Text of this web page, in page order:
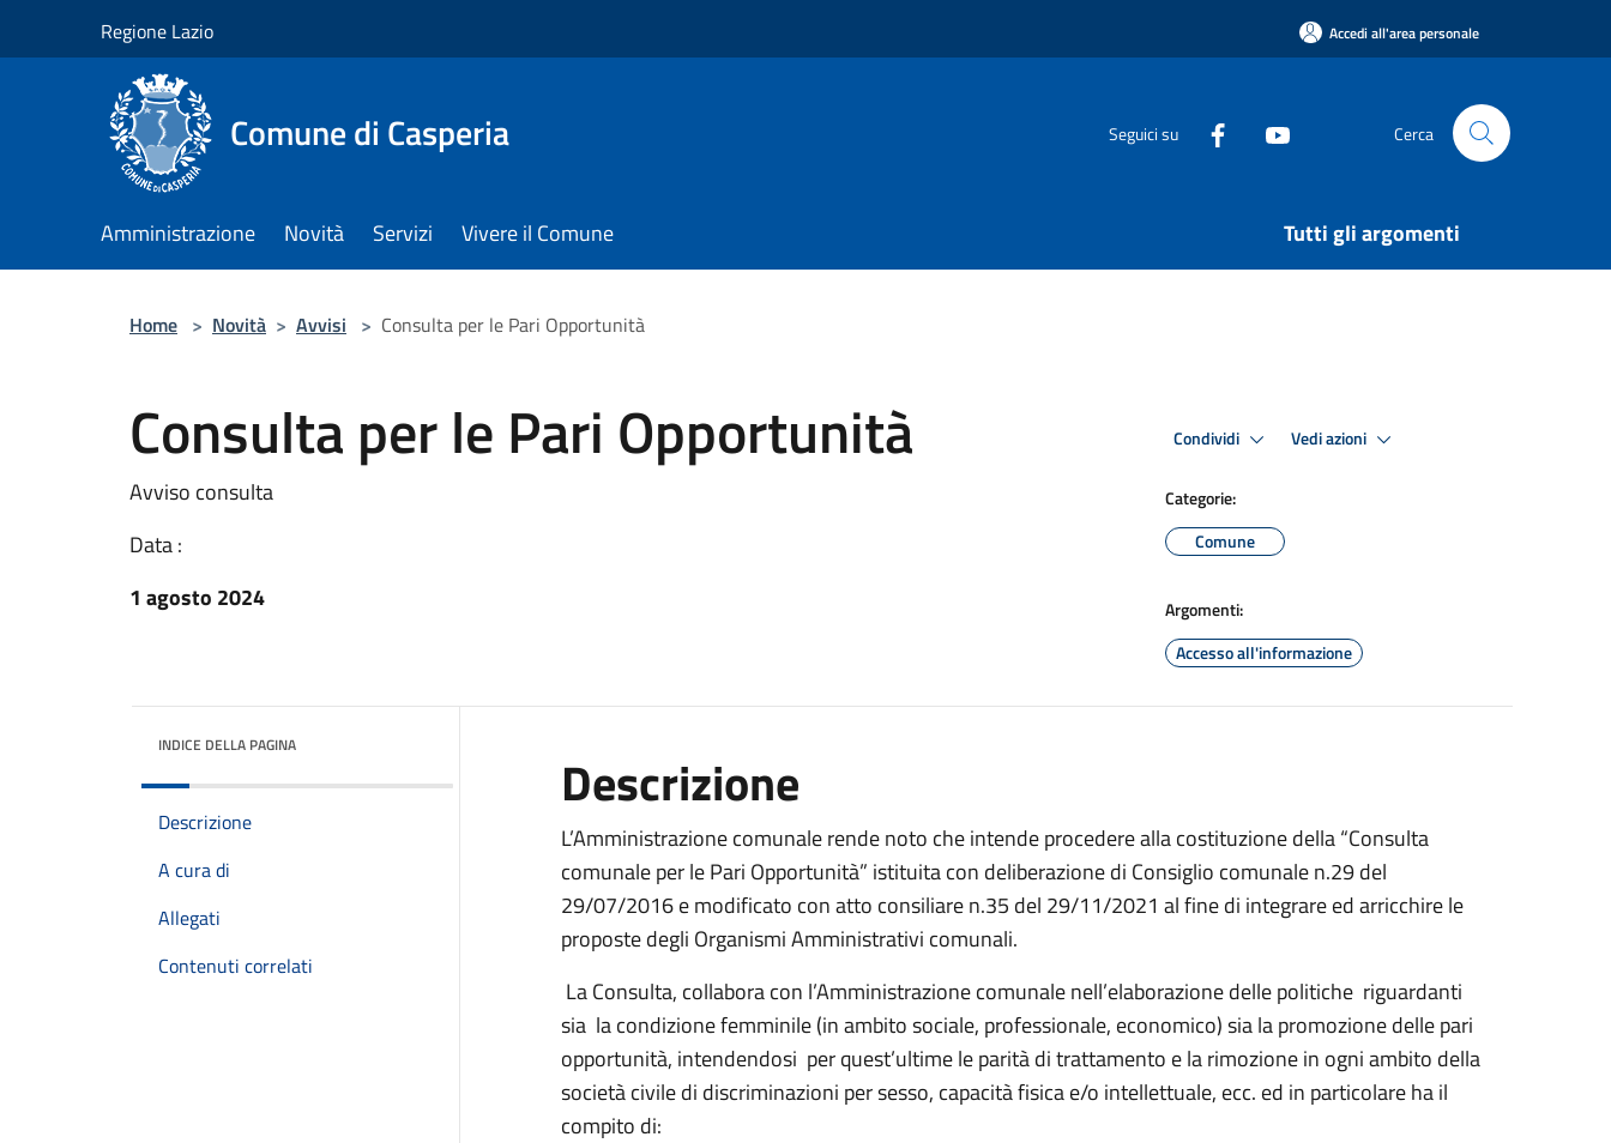
Regione Lazio Accedi all'area personale
Comune di Casperia Seguici su Cerca
Amministrazione Novità Servizi Vivere il Comune Tutti gli argomenti
Home > Novità > Avvisi > Consulta per le Pari Opportunità
Consulta per le Pari Opportunità
Avviso consulta
Data :
1 agosto 2024
Condividi Vedi azioni
Categorie:
Comune
Argomenti:
Accesso all'informazione
INDICE DELLA PAGINA
Descrizione
A cura di
Allegati
Contenuti correlati
Descrizione
L’Amministrazione comunale rende noto che intende procedere alla costituzione della “Consulta
comunale per le Pari Opportunità” istituita con deliberazione di Consiglio comunale n.29 del
29/07/2016 e modificato con atto consiliare n.35 del 29/11/2021 al fine di integrare ed arricchire le
proposte degli Organismi Amministrativi comunali.
La Consulta, collabora con l’Amministrazione comunale nell’elaborazione delle politiche riguardanti
sia la condizione femminile (in ambito sociale, professionale, economico) sia la promozione delle pari
opportunità, intendendosi per quest’ultime le parità di trattamento e la rimozione in ogni ambito della
società civile di discriminazioni per sesso, capacità fisica e/o intellettuale, ecc. ed in particolare ha il
compito di: